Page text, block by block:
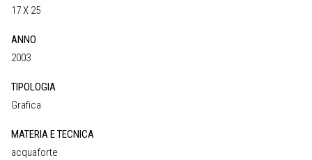
17 X 25
ANNO
2003
TIPOLOGIA
Grafica
MATERIA E TECNICA
acquaforte